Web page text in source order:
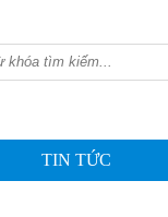
TIN TỨC